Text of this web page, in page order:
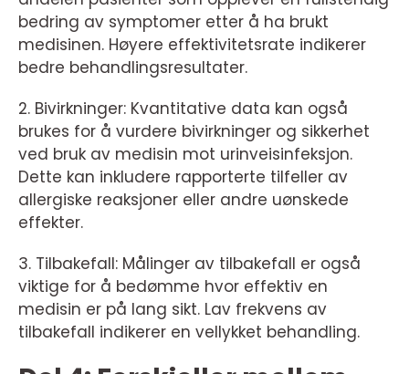
bedring av symptomer etter å ha brukt
medisinen. Høyere effektivitetsrate indikerer
bedre behandlingsresultater.
2. Bivirkninger: Kvantitative data kan også
brukes for å vurdere bivirkninger og sikkerhet
ved bruk av medisin mot urinveisinfeksjon.
Dette kan inkludere rapporterte tilfeller av
allergiske reaksjoner eller andre uønskede
effekter.
3. Tilbakefall: Målinger av tilbakefall er også
viktige for å bedømme hvor effektiv en
medisin er på lang sikt. Lav frekvens av
tilbakefall indikerer en vellykket behandling.